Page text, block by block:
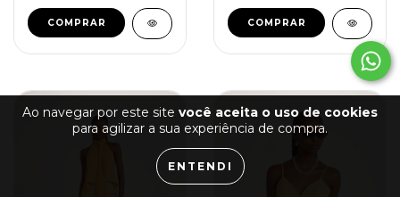
Ao navegar por este site você aceita o uso de cookies
para agilizar a sua experiência de compra.
ENTENDI
COMPRAR COMPRAR